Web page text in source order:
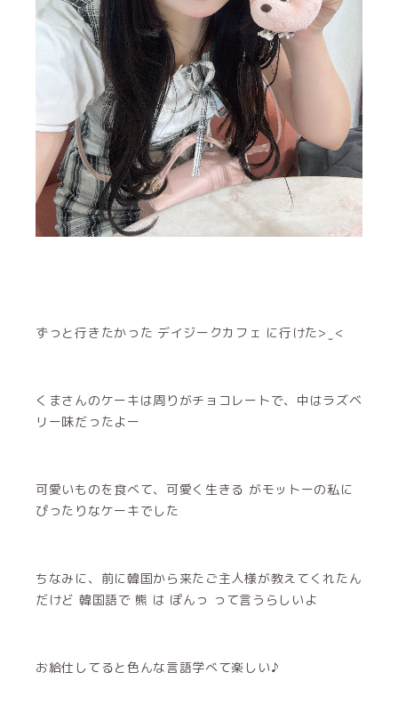
ずっと行きたかった デイジークカフェ に行けた> ̫ <
くまさんのケーキは周りがチョコレートで、中はラズベ
リー味だったよー
可愛いものを食べて、可愛く生きる がモットーの私に
ぴったりなケーキでした
ちなみに、前に韓国から来たご主人様が教えてくれたん
だけど 韓国語で 熊 は ぽんっ って言うらしいよ
お給仕してると色んな言語学べて楽しい♪